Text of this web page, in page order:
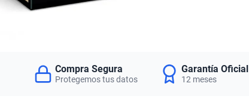
Compra Segura
Protegemos tus datos
Garantía Oficial
12 meses